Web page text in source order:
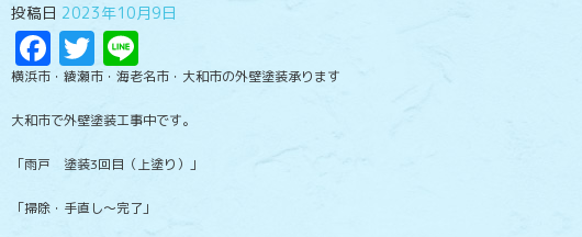
投稿日 2023年10月9日
Facebook
Twitter
横浜市・綾瀬市・海老名市・大和市の外壁塗装承ります
大和市で外壁塗装工事中です。
「雨戸 塗装3回目（上塗り）」
「掃除・手直し～完了」